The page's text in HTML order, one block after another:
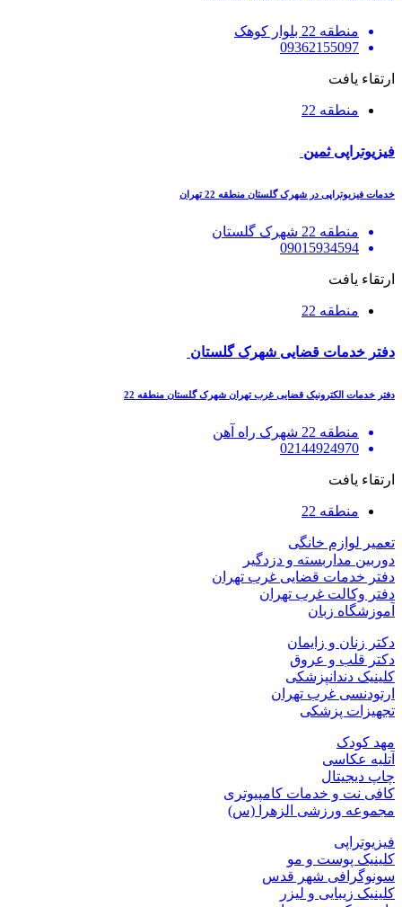
منطقه 22 بلوار کوهک
09362155097
ارتقاء یافت
منطقه 22
فیزیوتراپی ثمین
خدمات فیزیوتراپی در شهرک گلستان منطقه 22 تهران
منطقه 22 شهرک گلستان
09015934594
ارتقاء یافت
منطقه 22
دفتر خدمات قضایی شهرک گلستان
دفتر خدمات الکترونیک قضایی غرب تهران شهرک گلستان منطقه 22
منطقه 22 شهرک راه آهن
02144924970
ارتقاء یافت
منطقه 22
تعمیر لوازم خانگی
دوربین مداربسته و دزدگیر
دفتر خدمات قضایی غرب تهران
دفتر وکالت غرب تهران
آموزشگاه زبان
دکتر زنان و زایمان
دکتر قلب و عروق
کلینیک دندانپزشکی
ارتودنسی غرب تهران
تجهیزات پزشکی
مهد کودک
آتلیه عکاسی
چاپ دیجیتال
کافی نت و خدمات کامپیوتری
مجموعه ورزشی الزهرا (س)
فیزیوتراپی
کلینیک پوست و مو
سونوگرافی شهر قدس
کلینیک زیبایی و لیزر